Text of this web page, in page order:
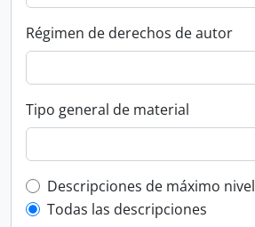
Régimen de derechos de autor
Tipo general de material
Top-level description filter
Descripciones de máximo nivel
Todas las descripciones